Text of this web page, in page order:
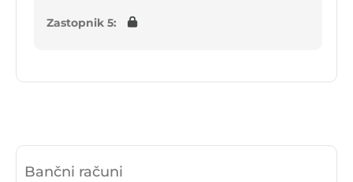
Zastopnik 5:
Bančni računi